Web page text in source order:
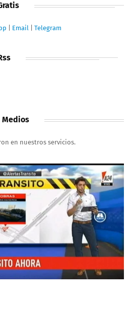
Email Telegram
Medios
en nuestros servicios.